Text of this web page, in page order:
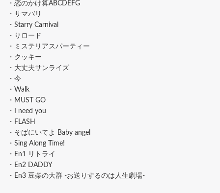
・恋のかけ算ABCDEFG
・サマバリ
・Starry Carnival
・りロード
・ミステリアスパーティー
・クッキー
・大丈夫サンライズ
・今
・Walk
・MUST GO
・I need you
・FLASH
・そばにいてよ Baby angel
・Sing Along Time!
・En1 リトライ
・En2 DADDY
・En3 豆柴の大群 -お送りするのは人生劇場-